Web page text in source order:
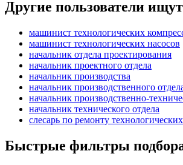
Другие пользователи ищут
машинист технологических
машинист технологических насосов
начальник отдела проектирования
начальник проектного отдела
начальник производства
начальник производственного
начальник производственно-
начальник технического отдела
слесарь по ремонту
Быстрые фильтры